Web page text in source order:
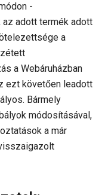
-
az adott termék adott
a
a Webáruházban
ezt követően leadott
Bármely
módosításával,
a már